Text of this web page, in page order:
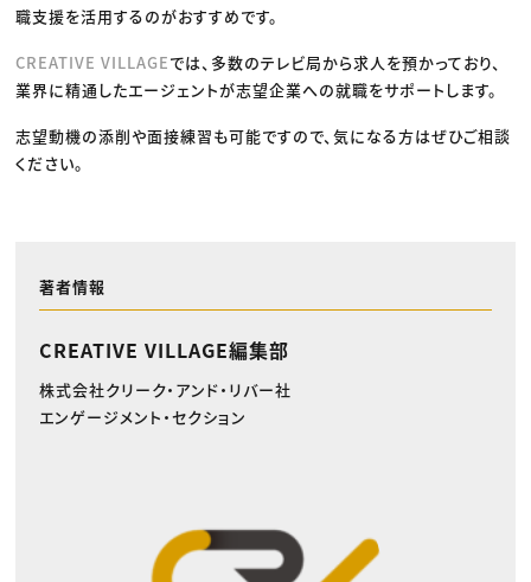
職支援を活用するのがおすすめです。
CREATIVE VILLAGEでは、多数のテレビ局から求人を預かっており、
業界に精通したエージェントが志望企業への就職をサポートします。
志望動機の添削や面接練習も可能ですので、気になる方はぜひご相談
ください。
著者情報
CREATIVE VILLAGE編集部
株式会社クリーク・アンド・リバー社
エンゲージメント・セクション